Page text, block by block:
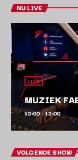
NU LIVE
LIVE
MUZIEK
10:00 - 12:00
VOLGENDE SHOW